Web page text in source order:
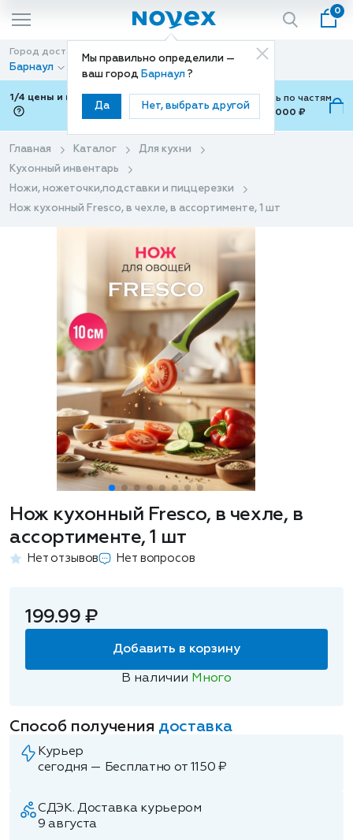
Мы правильно определили —
ваш город Барнаул ?
Да Нет, выбрать другой
0
Город доставки
Барнаул
Способ доставки
Доставка
1/4 цены и покупки ваши с Подели
Можно оплатить по частям
от 700 ₽ до 15,000 ₽
Главная Каталог
Для кухни
Кухонный инвентарь
Ножи, ножеточки,подставки и пиццерезки
Нож кухонный Fresco, в чехле, в ассортименте, 1 шт
Нож кухонный Fresco, в чехле, в
ассортименте, 1 шт
Нет отзывов Нет вопросов
199.99 ₽
Добавить в корзину
В наличии Много
Способ получения доставка
Курьер
сегодня — Бесплатно от 1150 ₽
СДЭК. Доставка курьером
9 августа